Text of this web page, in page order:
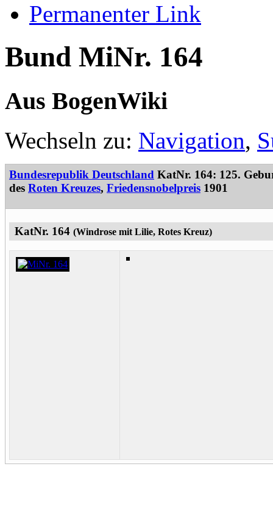
Permanenter Link
Bund MiNr. 164
Aus BogenWiki
Wechseln zu: Navigation,
Bundesrepublik Deutschland KatNr. 164: 125.
des Roten Kreuzes, Friedensnobelpreis 1901
KatNr. 164 (Windrose mit Lilie, Rotes Kreuz)